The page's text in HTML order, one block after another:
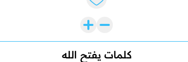
كلمات يفتح الله